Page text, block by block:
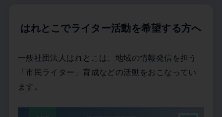
はれとこでライター活動を希望する方へ
一般社団法人はれとこは、地域の情報発信を担う
「市民ライター」育成などの活動をおこなってい
ます。